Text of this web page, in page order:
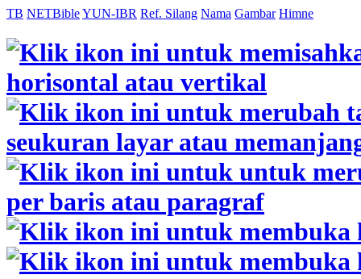
TB NETBibleYUN-IBR Ref. Silang Nama Gambar Himne